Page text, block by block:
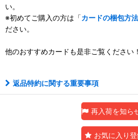
い。
※初めてご購入の方は「カードの梱包方
ださい。
他のおすすめカードも是非ご覧ください
返品特約に関する重要事項
再入荷を知ら
お気に入り